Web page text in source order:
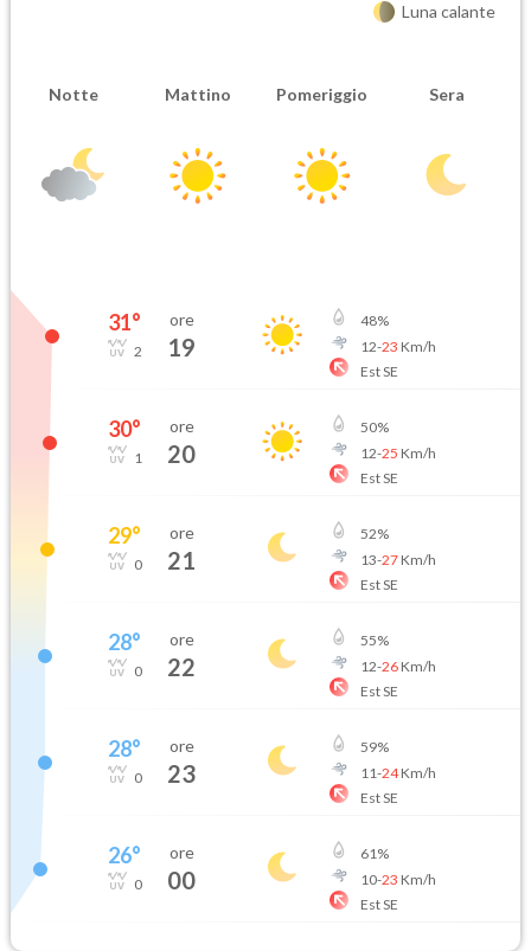
Luna calante
Notte Mattino Pomeriggio Sera
31°
2
ore
19
48%
12-23 Km/h
Est SE
30°
1
ore
20
50%
12-25 Km/h
Est SE
29°
0
ore
21
52%
13-27Km/h
Est SE
28°
0
ore
22
55%
12-26Km/h
Est SE
28°
0
ore
23
59%
11-24Km/h
Est SE
26°
0
ore
00
61%
10-23 Km/h
Est SE